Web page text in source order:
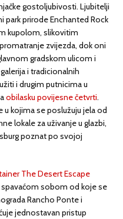
gostoljubivosti. Ljubitelji
park prirode Enchanted Rock
kupolom, slikovitim
zvijezda, dok oni
gradskom ulicom i
i tradicionalnih
i drugim putnicima u
obilasku povijesne četvrti.
u kojima se poslužuju jela od
lokale za uživanje u glazbi,
poznat po svojoj
The Desert Escape
sobom od koje se
Rancho Ponte i
jednostavan pristup